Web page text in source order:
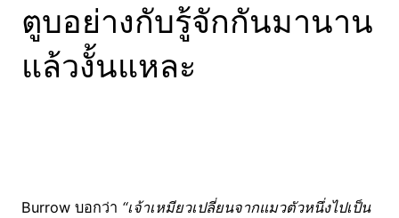
ตูบอย่างกับรู้จักกันมานาน
แล้วงั้นแหละ
Burrow บอกว่า “เจ้าเหมียวเปลี่ยนจากแมวตัวหนึ่งไปเป็น